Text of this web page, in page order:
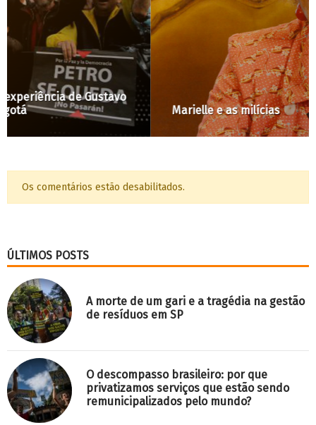
Marielle e as milícias
Os comentários estão desabilitados.
ÚLTIMOS POSTS
A morte de um gari e a tragédia na gestão
de resíduos em SP
O descompasso brasileiro: por que
privatizamos serviços que estão sendo
remunicipalizados pelo mundo?